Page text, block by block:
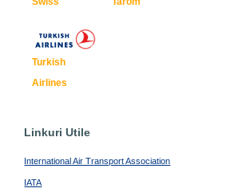
Turkish
Airlines
Linkuri Utile
International Air Transport Association
IATA